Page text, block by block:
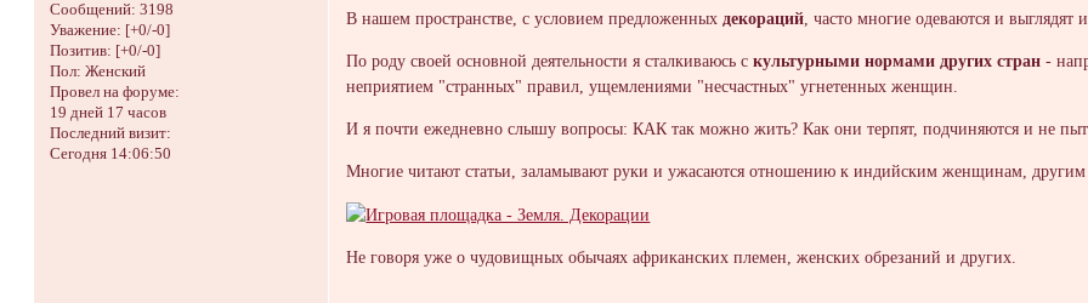
Сообщений: 3198
Уважение: [+0/-0]
Позитив: [+0/-0]
Пол: Женский
Провел на форуме:
19 дней 17 часов
Последний визит:
Сегодня 14:06:50
В нашем пространстве, с условием предложенных декораций , часто многие одеваются и выглядят
По роду своей основной деятельности я сталкиваюсь скультурными нормами других стран-
неприятием "странных" правил, ущемлениями "несчастных" угнетенных женщин.
И я почти ежедневно слышу вопросы: КАК так можно жить? Как они терпят, подчиняются и не
Многие читают статьи, заламывают руки и ужасаются отношению к индийским женщинам,
Не говоря уже о чудовищных обычаях африканских племен, женских обрезаний и других.